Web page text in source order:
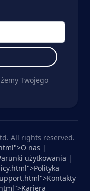
Twojego
All rights reserved.
nas |
użytkowania |